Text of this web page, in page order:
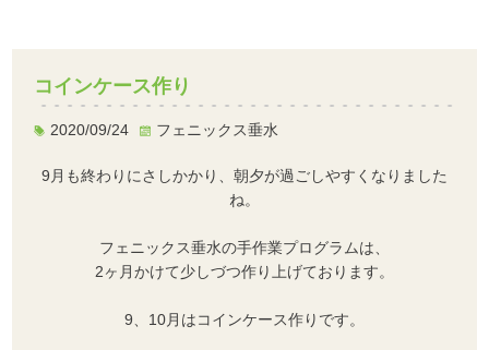
コインケース作り
2020/09/24 フェニックス垂水
9月も終わりにさしかかり、朝夕が過ごしやすくなりました
ね。
フェニックス垂水の手作業プログラムは、
2ヶ月かけて少しづつ作り上げております。
9、10月はコインケース作りです。